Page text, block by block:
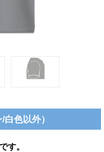
色以外）
す。